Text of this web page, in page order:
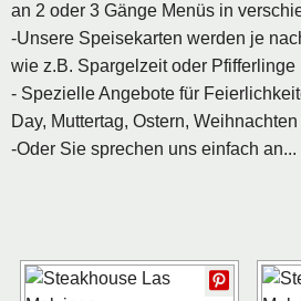
an 2 oder 3 Gänge Menüs in
-Unsere Speisekarten werden je
wie z.B. Spargelzeit oder Pfifferlinge
- Spezielle Angebote für
Day, Muttertag, Ostern,
-Oder Sie sprechen uns einfach an...